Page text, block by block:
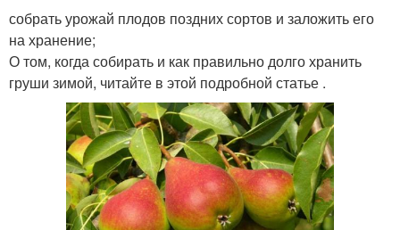
собрать урожай плодов поздних сортов и заложить его
на хранение;
О том, когда собирать и как правильно долго хранить
груши зимой, читайте в этой подробной статье .